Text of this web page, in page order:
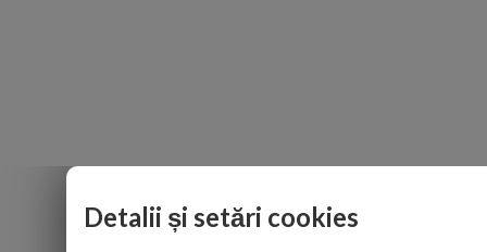
Detalii și setări cookies